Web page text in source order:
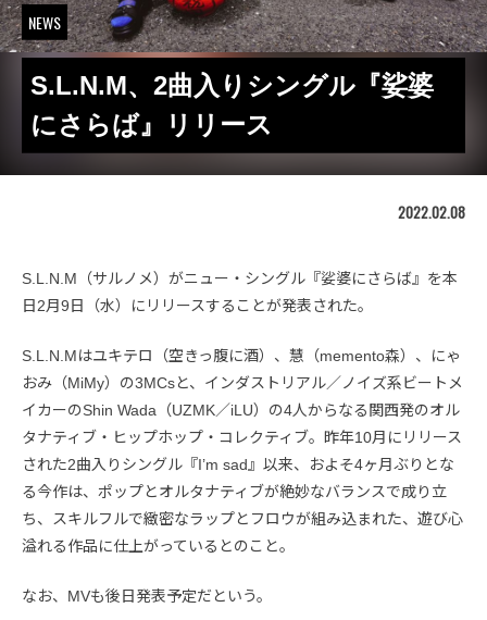
NEWS
S.L.N.M、2曲入りシングル『娑婆
にさらば』リリース
2022.02.08
S.L.N.M（サルノメ）がニュー・シングル『娑婆にさらば』を本
日2月9日（水）にリリースすることが発表された。
S.L.N.Mはユキテロ（空きっ腹に酒）、慧（memento森）、にゃ
おみ（MiMy）の3MCsと、インダストリアル／ノイズ系ビートメ
イカーのShin Wada（UZMK／iLU）の4人からなる関西発のオル
タナティブ・ヒップホップ・コレクティブ。昨年10月にリリース
された2曲入りシングル『I’m sad』以来、およそ4ヶ月ぶりとな
る今作は、ポップとオルタナティブが絶妙なバランスで成り立
ち、スキルフルで緻密なラップとフロウが組み込まれた、遊び心
溢れる作品に仕上がっているとのこと。
なお、MVも後日発表予定だという。